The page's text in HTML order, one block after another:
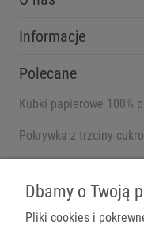
Informacje
Polecane
Kubki papierowe 100%
Pokrywka z trzciny
Dbamy o Twoją
Pliki cookies i